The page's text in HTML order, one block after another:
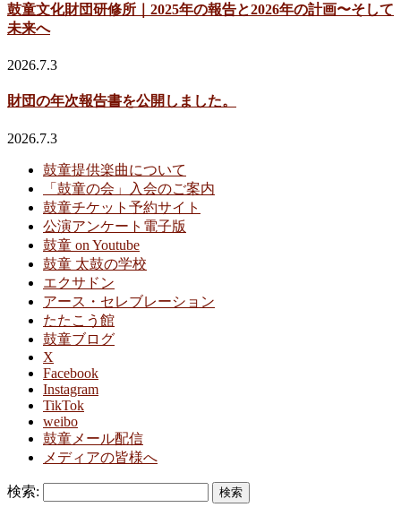
鼓童文化財団研修所｜2025年の報告と2026年の計画〜そして
未来へ
2026.7.3
財団の年次報告書を公開しました。
2026.7.3
鼓童提供楽曲について
「鼓童の会」入会のご案内
鼓童チケット予約サイト
公演アンケート電子版
鼓童 on Youtube
鼓童 太鼓の学校
エクサドン
アース・セレブレーション
たたこう館
鼓童ブログ
X
Facebook
Instagram
TikTok
weibo
鼓童メール配信
メディアの皆様へ
検索: